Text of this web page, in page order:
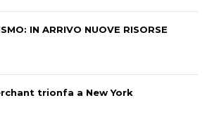
IN ARRIVO NUOVE RISORSE
trionfa a New York